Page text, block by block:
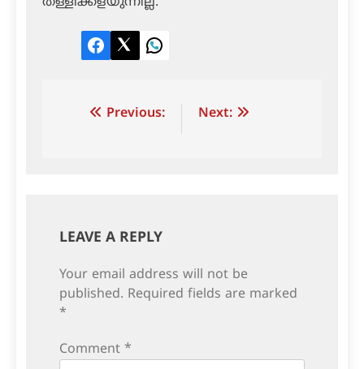
Facebook
TwitterLinkedIn
Post Previous: Next:
LEAVE A REPLY
Your email address will not be
published. Required fields are marked
*
Comment *